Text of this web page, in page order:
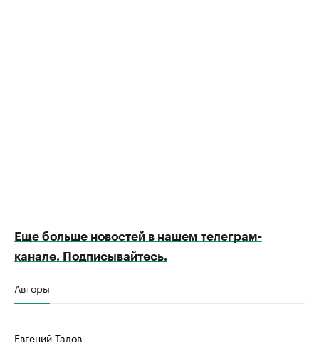
Еще больше новостей в нашем телеграм-
канале. Подписывайтесь.
Авторы
Евгений Талов